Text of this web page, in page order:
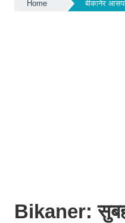
Home बीकानेर
Bikaner: सुबह